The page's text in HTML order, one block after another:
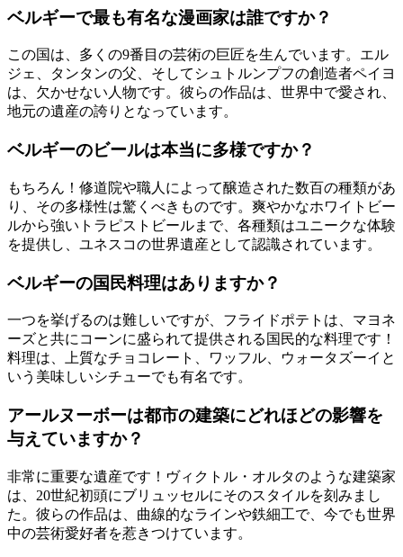
ベルギーで最も有名な漫画家は誰ですか？
この国は、多くの9番目の芸術の巨匠を生んでいます。エル
ジェ、タンタンの父、そしてシュトルンプフの創造者ペイヨ
は、欠かせない人物です。彼らの作品は、世界中で愛され、
地元の遺産の誇りとなっています。
ベルギーのビールは本当に多様ですか？
もちろん！修道院や職人によって醸造された数百の種類があ
り、その多様性は驚くべきものです。爽やかなホワイトビー
ルから強いトラピストビールまで、各種類はユニークな体験
を提供し、ユネスコの世界遺産として認識されています。
ベルギーの国民料理はありますか？
一つを挙げるのは難しいですが、フライドポテトは、マヨネ
ーズと共にコーンに盛られて提供される国民的な料理です！
料理は、上質なチョコレート、ワッフル、ウォータズーイと
いう美味しいシチューでも有名です。
アールヌーボーは都市の建築にどれほどの影響を
与えていますか？
非常に重要な遺産です！ヴィクトル・オルタのような建築家
は、20世紀初頭にブリュッセルにそのスタイルを刻みまし
た。彼らの作品は、曲線的なラインや鉄細工で、今でも世界
中の芸術愛好者を惹きつけています。